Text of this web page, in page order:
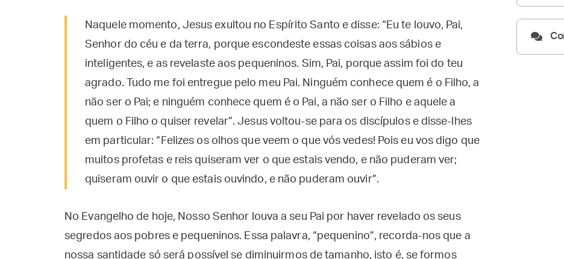
Naquele momento, Jesus exultou no Espírito Santo e disse: “Eu te louvo, Pai,
Senhor do céu e da terra, porque escondeste essas coisas aos sábios e
inteligentes, e as revelaste aos pequeninos. Sim, Pai, porque assim foi do teu
agrado. Tudo me foi entregue pelo meu Pai. Ninguém conhece quem é o Filho, a
não ser o Pai; e ninguém conhece quem é o Pai, a não ser o Filho e aquele a
quem o Filho o quiser revelar”. Jesus voltou-se para os discípulos e disse-lhes
em particular: “Felizes os olhos que veem o que vós vedes! Pois eu vos digo que
muitos profetas e reis quiseram ver o que estais vendo, e não puderam ver;
quiseram ouvir o que estais ouvindo, e não puderam ouvir”.
No Evangelho de hoje, Nosso Senhor louva a seu Pai por haver revelado os seus
segredos aos pobres e pequeninos. Essa palavra, “pequenino”, recorda-nos que a
nossa santidade só será possível se diminuirmos de tamanho, isto é, se formos